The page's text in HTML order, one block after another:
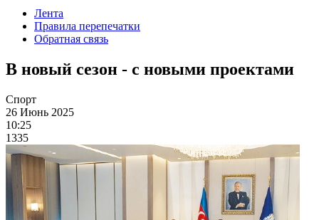
Лента
Правила перепечатки
Обратная связь
В новый сезон - с новыми проектами
Спорт
26 Июнь 2025
10:25
1335